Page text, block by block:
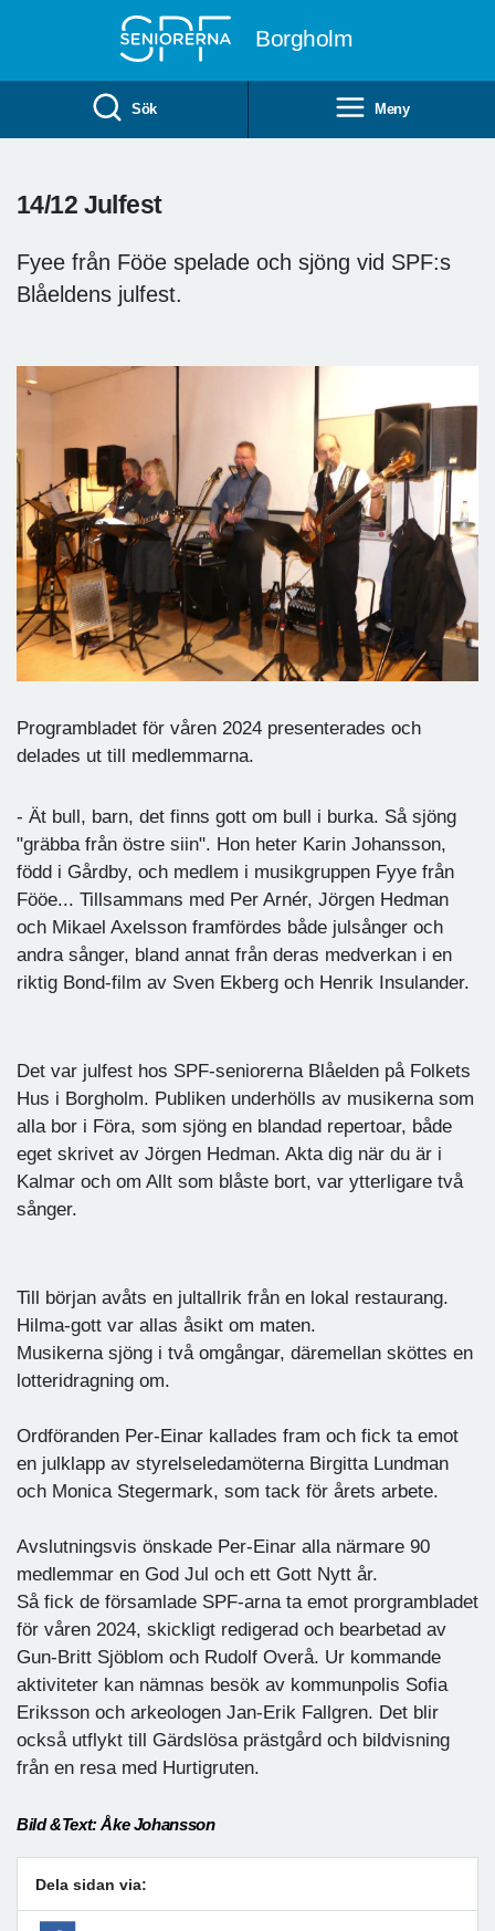
Borgholm
Sök Meny
14/12 Julfest
Fyee från Fööe spelade och sjöng vid SPF:s
Blåeldens julfest.
Programbladet för våren 2024 presenterades och
delades ut till medlemmarna.
- Ät bull, barn, det finns gott om bull i burka. Så sjöng
"gräbba från östre siin". Hon heter Karin Johansson,
född i Gårdby, och medlem i musikgruppen Fyye från
Fööe... Tillsammans med Per Arnér, Jörgen Hedman
och Mikael Axelsson framfördes både julsånger och
andra sånger, bland annat från deras medverkan i en
riktig Bond-film av Sven Ekberg och Henrik Insulander.
Det var julfest hos SPF-seniorerna Blåelden på Folkets
Hus i Borgholm. Publiken underhölls av musikerna som
alla bor i Föra, som sjöng en blandad repertoar, både
eget skrivet av Jörgen Hedman. Akta dig när du är i
Kalmar och om Allt som blåste bort, var ytterligare två
sånger.
Till början avåts en jultallrik från en lokal restaurang.
Hilma-gott var allas åsikt om maten.
Musikerna sjöng i två omgångar, däremellan sköttes en
lotteridragning om.
Ordföranden Per-Einar kallades fram och fick ta emot
en julklapp av styrelseledamöterna Birgitta Lundman
och Monica Stegermark, som tack för årets arbete.
Avslutningsvis önskade Per-Einar alla närmare 90
medlemmar en God Jul och ett Gott Nytt år.
Så fick de församlade SPF-arna ta emot prorgrambladet
för våren 2024, skickligt redigerad och bearbetad av
Gun-Britt Sjöblom och Rudolf Overå. Ur kommande
aktiviteter kan nämnas besök av kommunpolis Sofia
Eriksson och arkeologen Jan-Erik Fallgren. Det blir
också utflykt till Gärdslösa prästgård och bildvisning
från en resa med Hurtigruten.
Bild &Text: Åke Johansson
Dela sidan via: